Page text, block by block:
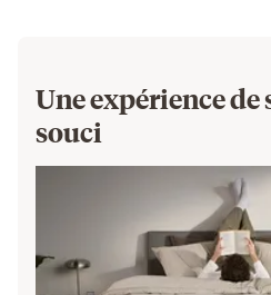
Une expérience
souci